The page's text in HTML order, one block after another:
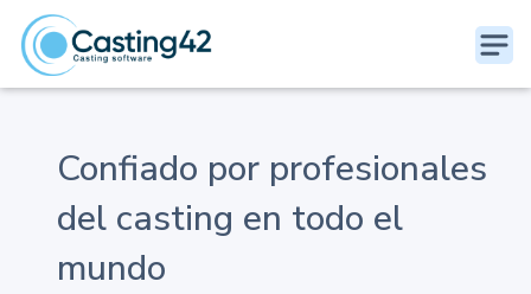
Confiado por profesionales
del casting en todo el
mundo